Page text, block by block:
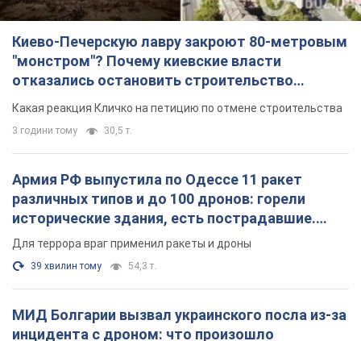
исторические здания, есть пострадавшие.
Для террора враг применил ракеты и дроны
39 хвилин тому 54,3 т.
МИД Болгарии вызвал украинского посла из-за
инцидента с дроном: что произошло
Беседа состоится 10 августа
3 години тому